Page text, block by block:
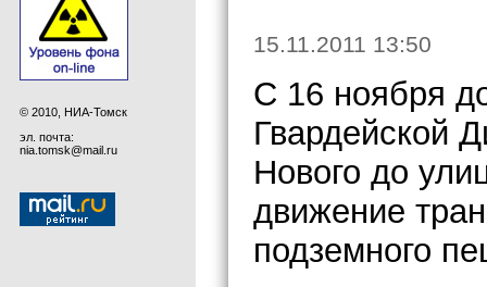
© 2010, НИА-Томск
эл. почта:
nia.tomsk@mail.ru
15.11.2011 13:50
С 16 ноября
Гвардейской
Нового до
движение
подземного